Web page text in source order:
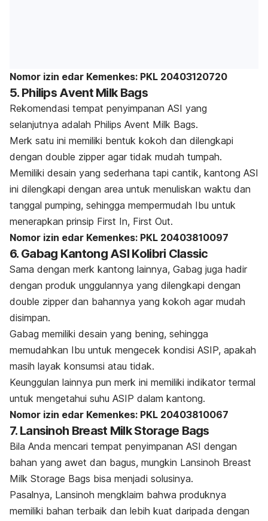
Nomor izin edar Kemenkes: PKL 20403120720
5. Philips Avent Milk Bags
Rekomendasi tempat penyimpanan ASI yang
selanjutnya adalah Philips Avent Milk Bags.
Merk satu ini memiliki bentuk kokoh dan dilengkapi
dengan double zipper agar tidak mudah tumpah.
Memiliki desain yang sederhana tapi cantik, kantong ASI
ini dilengkapi dengan area untuk menuliskan waktu dan
tanggal pumping, sehingga mempermudah Ibu untuk
menerapkan prinsip First In, First Out.
Nomor izin edar Kemenkes: PKL 20403810097
6. Gabag Kantong ASI Kolibri Classic
Sama dengan merk kantong lainnya, Gabag juga hadir
dengan produk unggulannya yang dilengkapi dengan
double zipper dan bahannya yang kokoh agar mudah
disimpan.
Gabag memiliki desain yang bening, sehingga
memudahkan Ibu untuk mengecek kondisi ASIP, apakah
masih layak konsumsi atau tidak.
Keunggulan lainnya pun merk ini memiliki indikator termal
untuk mengetahui suhu ASIP dalam kantong.
Nomor izin edar Kemenkes: PKL 20403810067
7. Lansinoh Breast Milk Storage Bags
Bila Anda mencari tempat penyimpanan ASI dengan
bahan yang awet dan bagus, mungkin Lansinoh Breast
Milk Storage Bags bisa menjadi solusinya.
Pasalnya, Lansinoh mengklaim bahwa produknya
memiliki bahan terbaik dan lebih kuat daripada dengan